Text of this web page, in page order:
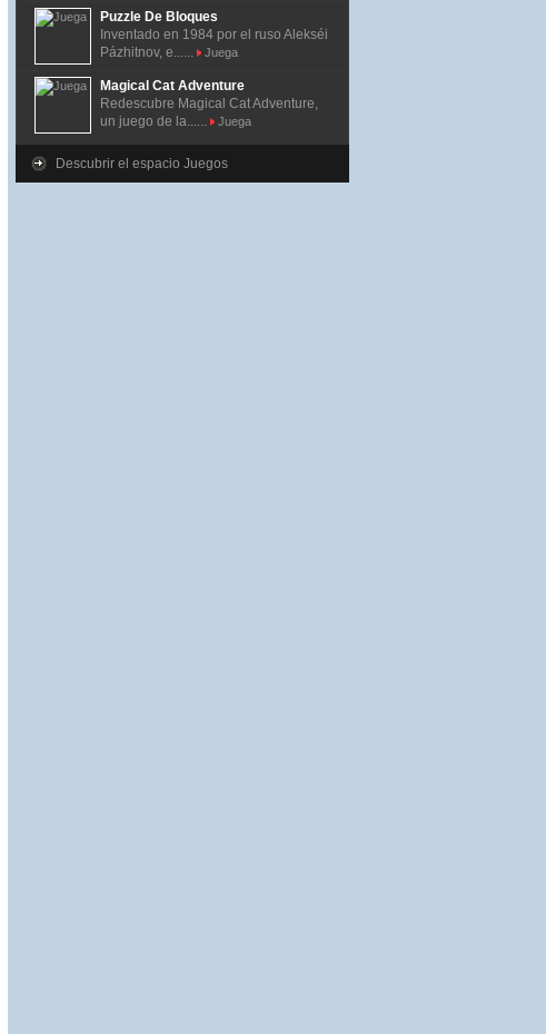
Puzzle De Bloques
Inventado en 1984 por el ruso Alekséi
Pázhitnov, e......
Juega
Magical Cat Adventure
Redescubre Magical Cat Adventure,
un juego de la......
Juega
Descubrir el espacio Juegos